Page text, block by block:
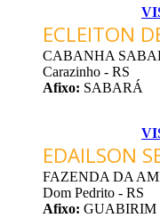
ECLEITON
CABANHA
Carazinho - RS
Afixo: SABARÁ
EDAILSON
FAZENDA DA
Dom Pedrito - RS
Afixo: GUABIRIM